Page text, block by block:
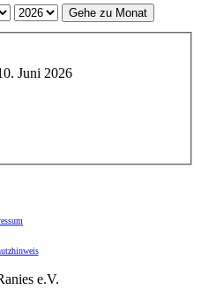
Gehe zu Monat
Juni 2026
e.V.